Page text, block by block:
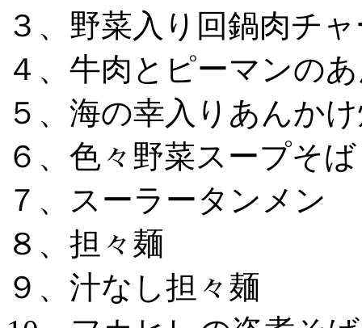
３、野菜入り回鍋肉チ
４、牛肉とピーマンの
５、海の幸入りあんか
６、色々野菜スープそば
７、スーラータンメン
８、担々麺
９、汁なし担々麺